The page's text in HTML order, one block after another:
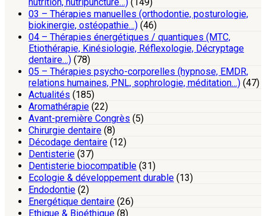
03 – Thérapies manuelles (orthodontie, posturologie,
biokinergie, ostéopathie…) (46)
04 – Thérapies énergétiques / quantiques (MTC,
Etiothérapie, Kinésiologie, Réflexologie, Décryptage
dentaire…) (78)
05 – Thérapies psycho-corporelles (hypnose, EMDR,
relations humaines, PNL, sophrologie, méditation…) (47)
Actualités (185)
Aromathérapie (22)
Avant-première Congrès (5)
Chirurgie dentaire (8)
Décodage dentaire (12)
Dentisterie (37)
Dentisterie biocompatible (31)
Ecologie & développement durable (13)
Endodontie (2)
Energétique dentaire (26)
Ethique & Bioéthique (8)